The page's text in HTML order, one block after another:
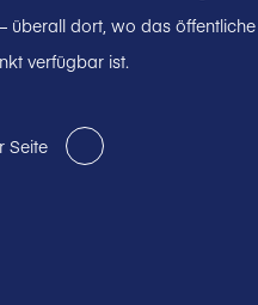
überall dort, wo das
verfügbar ist.
Seite